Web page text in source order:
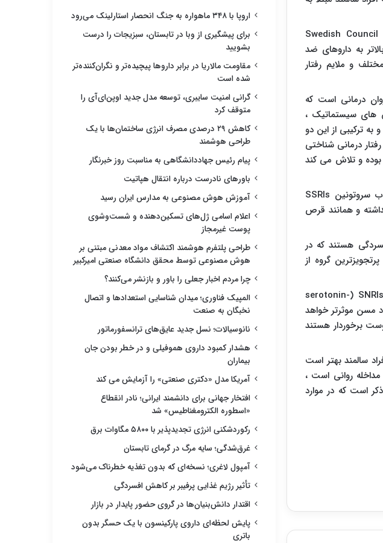
Swedish Council
۶۵ ساله و بالاتر به داروهای ضد
و ملایم رفتار
درمانی است که
‌های سیستماتیک ،
ترکیبی از این دو
درمانی شناختی
بوده و تلاش می‌ کند
سروتونین SSRIs
و همانند قرص
هستند که در
گروه از
SNRIs
(
serotonin-
مسن موثرتر خواهد
برخوردار هستند
سالمند بهتر است
روانی است ،
است که در موارد
اروپا با ۳۴۸ ماهواره به جنگ انحصار استارلینک می‌رود
برای پیشگیری از وبا در تابستان، سبزیجات را درست
بشویید
مقاومت مالاریا در برابر داروها پیچیده‌تر و نگران‌کننده‌تر
شده است
گرانی امنیت سایبری، توسعه مدل جدید اوپن‌ای‌آی را
متوقف کرد
کاهش ۲۹ درصدی مصرف انرژی ساختمان‌ها با یک
طراحی هوشمند
پیام رئیس جهاددانشگاهی به مناسبت روز خبرنگار
باورهای نادرست درباره انتقال هپاتیت
آموزش هوش مصنوعی به مدارس ایران رسید
اعلام اسامی ژل‌های تسکین‌دهنده و شست‌وشوی
پوست غیرمجاز
طراحی پلتفرم هوشمند اکتشاف مواد معدنی مبتنی بر
هوش مصنوعی توسط محقق دانشگاه صنعتی امیرکبیر
چرا مردم اخبار جعلی را باور و بازنشر می‌کنند؟
المپیک فناوری؛ میدان شناسایی استعدادها و اتصال
نخبگان به صنعت
نانوسیالات؛ نسل جدید عایق‌های ترانسفورماتور
هشدار کمبود داروی هموفیلی و در خطر بودن جان
بیماران
آمریکا مدل «دکتری صنعتی» را آزمایش می کند
افتخار جهانی برای دانشمند ایرانی؛ نادر انقطاع
«اسطوره الکترومغناطیس» شد
رکوردشکنی انرژی تجدیدپذیر با ۵۸۰۰ مگاوات برق
غرق‌شدگی؛ سایه مرگ در گرمای تابستان
آمپول لاغری؛ نسخه‌ای که بدون تغذیه خطرناک می‌شود
تأثیر رژیم غذایی پرفیبر بر کاهش افسردگی
اقتدار دانش‌بنیان‌ها در گروی حضور پایدار در بازار
پایش لحظه‌ای داروی پارکینسون با یک حسگر بدون
باتری